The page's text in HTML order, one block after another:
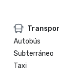
Autobús
Subterráneo
Taxi